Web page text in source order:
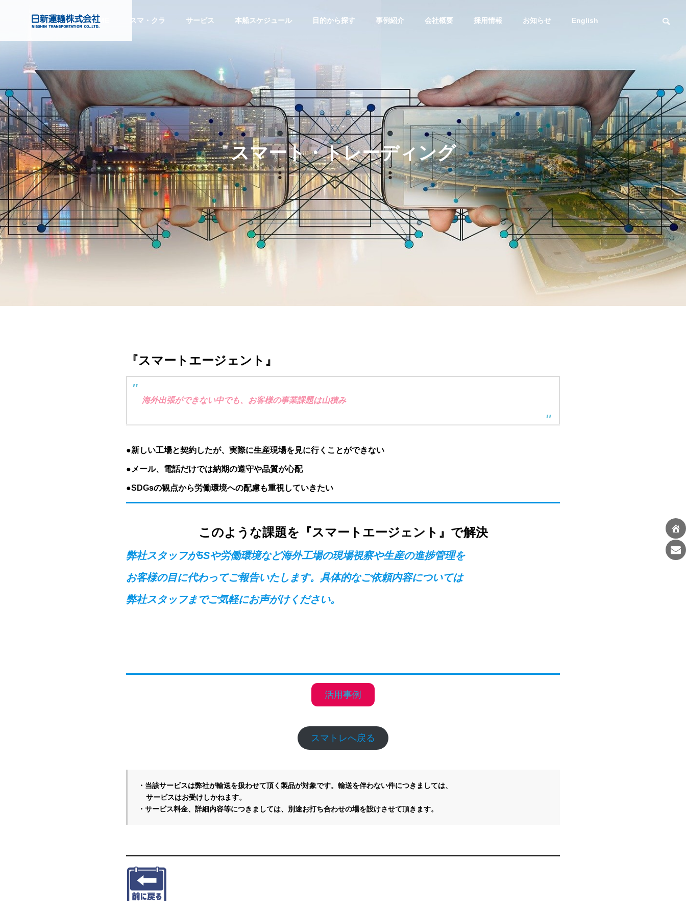
HOME スマ・クラ サービス 本船スケジュール 目的から探す 事例紹介 会社概要 採用情報 お知らせ English
Service
サービス
スマート・トレー
ディング
SMART TRADING
海外物流サービス
LOGISTIC SOLUTION
機械・プラント
輸出サービス
重量物の輸送も得意な
のです。
海上通関一貫輸送
サービス
海・空・陸！複合
有！ 海上/通関一貫輸
送サービス
目的から探す
PURPOSE
注目のトピックス
トラック予約・受付システム
「トラック簿」ご紹介
注目のトピックス
『CO2排出量データ算出サー
ビス』
『物流園区ソリューション』
スマトレ
スマトレ始めました 輸送課題を解
COMPANY
企業情報
会社情報
Company Info
沿革
Our History
社長メッセージ
Message
グローバルネットワーク
Global Network
経営方針
Policy
DXへの取り組み
DXstrategy
Electronic Public Notice
スマート・トレーディング
『スマートエージェント』
海外出張ができない中でも、お客様の事業課題は山積み
●新しい工場と契約したが、実際に生産現場を見に行くことができない
● メール、電話だけでは納期の遵守や品質が心配
●SDGsの観点から労働環境への配慮も重視していきたい
このような課題を『スマートエージェント』で解決
弊社スタッフが5Sや労働環境など海外工場の現場視察や生産の進捗管理を
お客様の目に代わってご報告いたします。具体的なご依頼内容については
弊社スタッフまでご気軽にお声がけください。
活用事例
スマトレへ戻る
・当該サービスは弊社が輸送を扱わせて頂く製品が対象です。輸送を伴わない件につきましては、
・サービス料金、詳細内容等につきましては、別途お打ち合わせの場を設けさせて頂きます。